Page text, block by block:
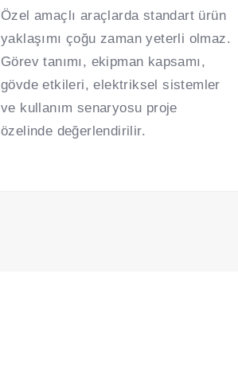
Özel amaçlı araçlarda standart ürün
yaklaşımı çoğu zaman yeterli olmaz.
Görev tanımı, ekipman kapsamı,
gövde etkileri, elektriksel sistemler
ve kullanım senaryosu proje
özelinde değerlendirilir.